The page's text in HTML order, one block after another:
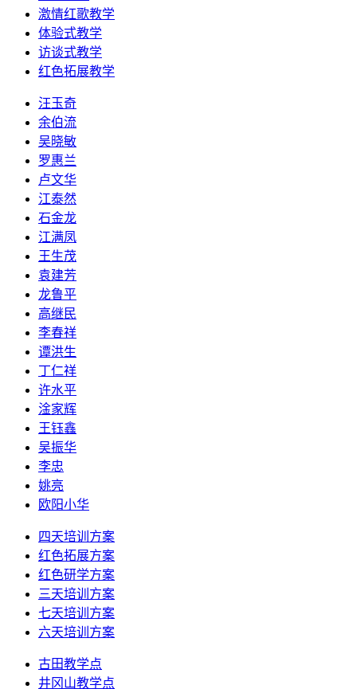
激情红歌教学
体验式教学
访谈式教学
红色拓展教学
汪玉奇
余伯流
吴晓敏
罗惠兰
卢文华
江泰然
石金龙
江满凤
王生茂
袁建芳
龙鲁平
高继民
李春祥
谭洪生
丁仁祥
许水平
淦家辉
王钰鑫
吴振华
李忠
姚亮
欧阳小华
四天培训方案
红色拓展方案
红色研学方案
三天培训方案
七天培训方案
六天培训方案
古田教学点
井冈山教学点